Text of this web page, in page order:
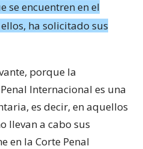
se encuentren en el
ha solicitado sus
porque la
Internacional es una
es decir, en aquellos
llevan a cabo sus
en la Corte Penal